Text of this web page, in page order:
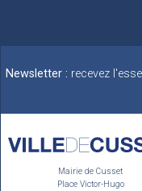
Newsletter : recevez
Mairie de Cusset
Place Victor-Hugo